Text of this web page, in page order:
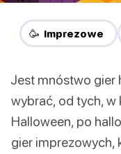
🥳 Imprezowe
Jest mnóstwo gier
wybrać, od tych,
Halloween, po
gier imprezowych,